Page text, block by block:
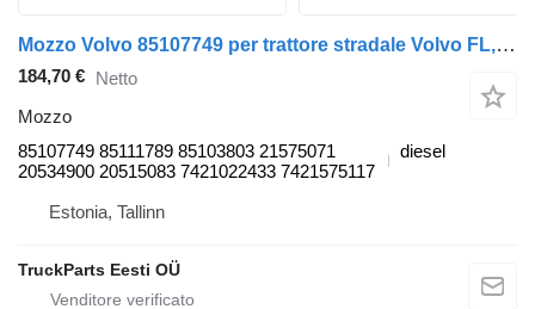
Mozzo Volvo 85107749 per trattore stradale Volvo FL, FE (2005-2014)
184,70 € Netto
Mozzo
85107749 85111789 85103803 21575071
20534900 20515083 7421022433 7421575117
diesel
Estonia, Tallinn
TruckParts Eesti OÜ